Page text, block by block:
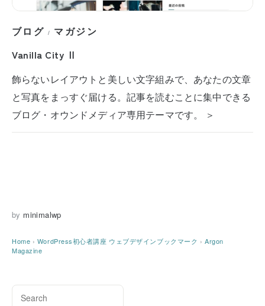
ブログ / マガジン
Vanilla City Ⅱ
飾らないレイアウトと美しい文字組みで、あなたの文章
と写真をまっすぐ届ける。記事を読むことに集中できる
ブログ・オウンドメディア専用テーマです。 ＞
by minimalwp
Home › WordPress初心者講座 ウェブデザインブックマーク › Argon
Magazine